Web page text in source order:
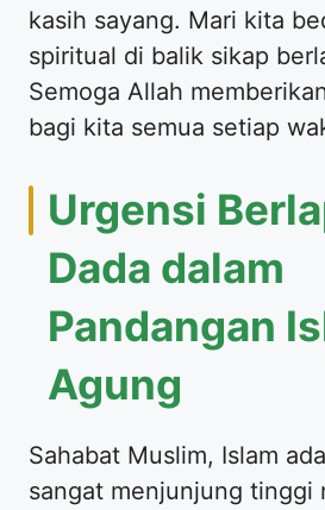
kasih sayang. Mari kita
spiritual di balik sikap
Semoga Allah
bagi kita semua setiap
Urgensi
Dada dalam
Pandangan
Agung
Sahabat Muslim, Islam
sangat menjunjung tinggi